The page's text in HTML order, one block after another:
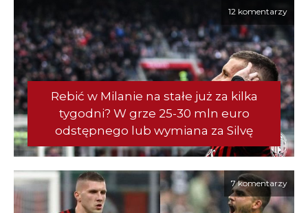
12 komentarzy
Rebić w Milanie na stałe już za kilka
tygodni? W grze 25-30 mln euro
odstępnego lub wymiana za Silvę
7 komentarzy